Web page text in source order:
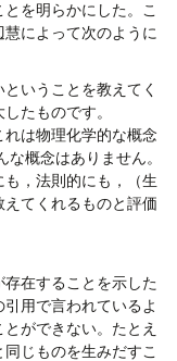
を明らかにした。こ
によって次のように
いうことを教えてく
たものです。
は物理化学的な概念
概念はありません。
，法則的にも，（生
てくれるものと評価
在することを示した
用で言われているよ
ができない。たとえ
じものを生みだすこ